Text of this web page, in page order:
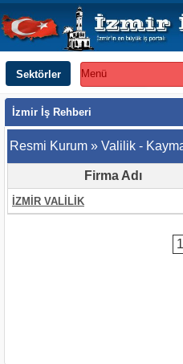
Sektörler Menü
İzmir İş Rehberi
Resmi Kurum » Valilik -
Firma Adı
İZMİR VALİLİK
1